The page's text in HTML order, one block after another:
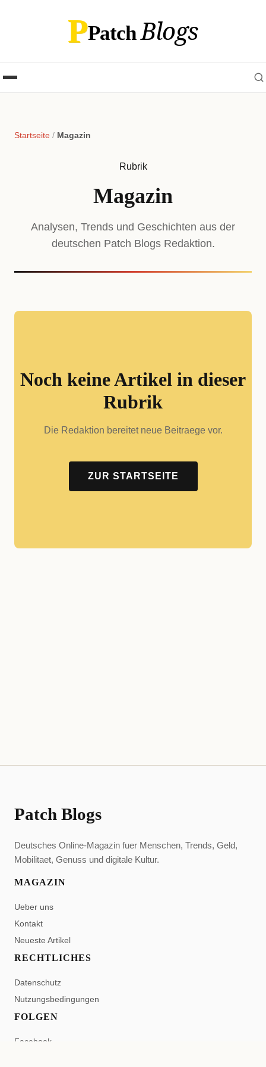
PPatchBlogs
Startseite / Magazin
Rubrik
Magazin
Analysen, Trends und Geschichten aus der
deutschen Patch Blogs Redaktion.
Noch keine Artikel in dieser
Rubrik
Die Redaktion bereitet neue Beitraege vor.
ZUR STARTSEITE
Patch Blogs
Deutsches Online-Magazin fuer Menschen, Trends, Geld,
Mobilitaet, Genuss und digitale Kultur.
MAGAZIN
Ueber uns
Kontakt
Neueste Artikel
RECHTLICHES
Datenschutz
Nutzungsbedingungen
FOLGEN
Facebook